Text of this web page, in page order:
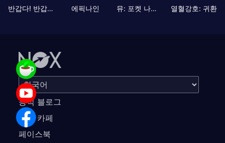
반갑다! 반갑삼국지 에픽나인 뮤: 포켓 나이츠 열혈강호: 귀환
공식 블로그
공식 카페
페이스북